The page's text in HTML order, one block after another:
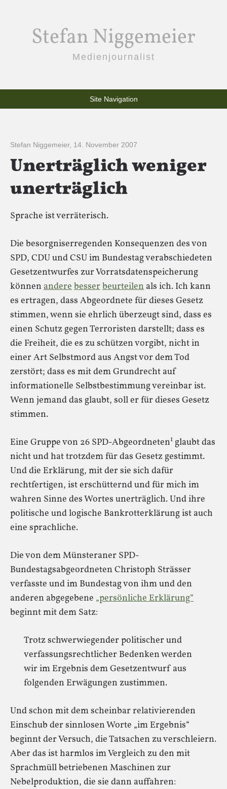
Stefan Niggemeier
Medienjournalist
Site Navigation
Stefan Niggemeier, 14. November 2007
Unerträglich weniger
unerträglich
Sprache ist verräterisch.
Die besorgniserregenden Konsequenzen des von
SPD, CDU und CSU im Bundestag verabschiedeten
Gesetzentwurfes zur Vorratsdatenspeicherung
können anderebesserbeurteilen als ich. Ich kann
es ertragen, dass Abgeordnete für dieses Gesetz
stimmen, wenn sie ehrlich überzeugt sind, dass es
einen Schutz gegen Terroristen darstellt; dass es
die Freiheit, die es zu schützen vorgibt, nicht in
einer Art Selbstmord aus Angst vor dem Tod
zerstört; dass es mit dem Grundrecht auf
informationelle Selbstbestimmung vereinbar ist.
Wenn jemand das glaubt, soll er für dieses Gesetz
stimmen.
Eine Gruppe von 26 SPD-Abgeordneten1 glaubt das
nicht und hat trotzdem für das Gesetz gestimmt.
Und die Erklärung, mit der sie sich dafür
rechtfertigen, ist erschütternd und für mich im
wahren Sinne des Wortes unerträglich. Und ihre
politische und logische Bankrotterklärung ist auch
eine sprachliche.
Die von dem Münsteraner SPD-
Bundestagsabgeordneten Christoph Strässer
verfasste und im Bundestag von ihm und den
anderen abgegebene „persönliche Erklärung“
beginnt mit dem Satz:
Trotz schwerwiegender politischer und
verfassungsrechtlicher Bedenken werden
wir im Ergebnis dem Gesetzentwurf aus
folgenden Erwägungen zustimmen.
Und schon mit dem scheinbar relativierenden
Einschub der sinnlosen Worte „im Ergebnis“
beginnt der Versuch, die Tatsachen zu verschleiern.
Aber das ist harmlos im Vergleich zu den mit
Sprachmüll betriebenen Maschinen zur
Nebelproduktion, die sie dann auffahren: